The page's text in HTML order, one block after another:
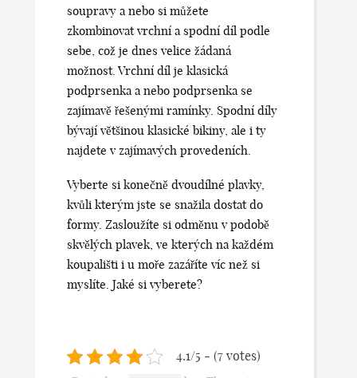
soupravy a nebo si můžete
zkombinovat vrchní a spodní díl podle
sebe, což je dnes velice žádaná
možnost. Vrchní díl je klasická
podprsenka a nebo podprsenka se
zajímavě řešenými ramínky. Spodní díly
bývají většinou klasické bikiny, ale i ty
najdete v zajímavých provedeních.
Vyberte si konečně dvoudílné plavky,
kvůli kterým jste se snažila dostat do
formy. Zasloužíte si odměnu v podobě
skvělých plavek, ve kterých na každém
koupališti i u moře zazáříte víc než si
myslíte. Jaké si vyberete?
4.1/5 - (7 votes)